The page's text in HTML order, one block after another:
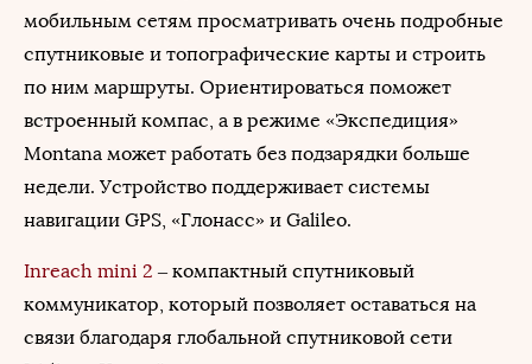
мобильным сетям просматривать очень подробные
спутниковые и топографические карты и строить
по ним маршруты. Ориентироваться поможет
встроенный компас, а в режиме «Экспедиция»
Montana может работать без подзарядки больше
недели. Устройство поддерживает системы
навигации GPS, «Глонасс» и Galileo.
Inreach mini 2 – компактный спутниковый
коммуникатор, который позволяет оставаться на
связи благодаря глобальной спутниковой сети